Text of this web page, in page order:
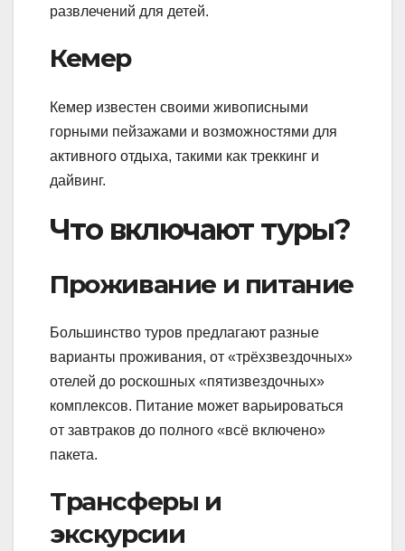
развлечений для детей.
Кемер
Кемер известен своими живописными
горными пейзажами и возможностями для
активного отдыха, такими как треккинг и
дайвинг.
Что включают туры?
Проживание и питание
Большинство туров предлагают разные
варианты проживания, от «трёхзвездочных»
отелей до роскошных «пятизвездочных»
комплексов. Питание может варьироваться
от завтраков до полного «всё включено»
пакета.
Трансферы и
экскурсии